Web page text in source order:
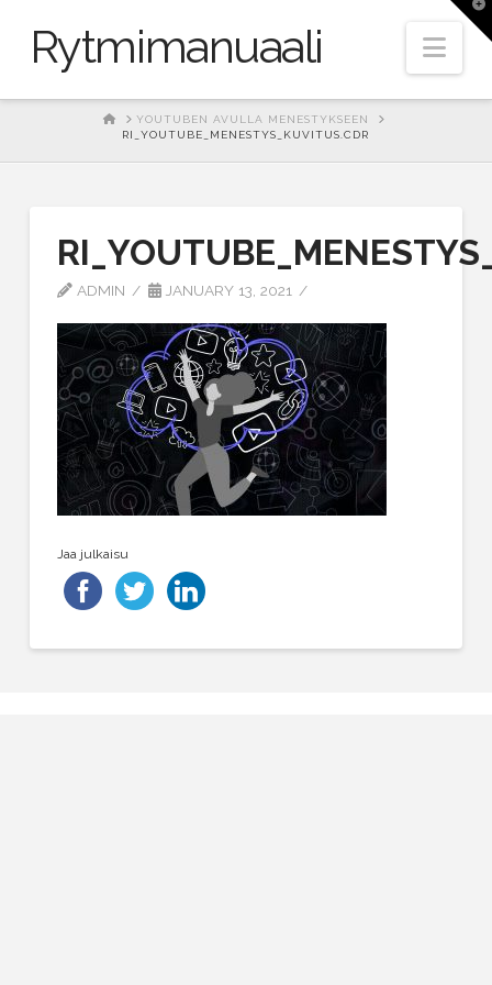
Rytmimanuaali
HOMEYOUTUBEN AVULLA MENESTYKSEEN
RI_YOUTUBE_MENESTYS_KUVITUS.CDR
ADMIN JANUARY 13, 2021
Jaa julkaisu